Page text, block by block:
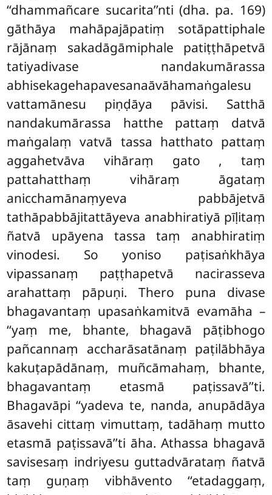
‘‘dhammañcare sucarita’’nti (dha. pa. 169)
gāthāya mahāpajāpatiṃ sotāpattiphale
rājānaṃ sakadāgāmiphale patiṭṭhāpetvā
tatiyadivase nandakumārassa
abhisekagehapavesanaāvāhamaṅgalesu
vattamānesu piṇḍāya pāvisi. Satthā
nandakumārassa hatthe pattaṃ datvā
maṅgalaṃ vatvā tassa hatthato pattaṃ
aggahetvāva vihāraṃ gato , taṃ
pattahatthaṃ vihāraṃ āgataṃ
anicchamānaṃyeva pabbājetvā
tathāpabbājitattāyeva anabhiratiyā pīḷitaṃ
ñatvā upāyena tassa taṃ anabhiratiṃ
vinodesi. So yoniso paṭisaṅkhāya
vipassanaṃ paṭṭhapetvā nacirasseva
arahattaṃ pāpuṇi. Thero puna divase
bhagavantaṃ upasaṅkamitvā evamāha –
‘‘yaṃ me, bhante, bhagavā pāṭibhogo
pañcannaṃ accharāsatānaṃ paṭilābhāya
kakuṭapādānaṃ, muñcāmahaṃ, bhante,
bhagavantaṃ etasmā paṭissavā’’ti.
Bhagavāpi ‘‘yadeva te, nanda, anupādāya
āsavehi cittaṃ vimuttaṃ, tadāhaṃ mutto
etasmā paṭissavā’’ti āha. Athassa bhagavā
savisesaṃ indriyesu guttadvārataṃ ñatvā
taṃ guṇaṃ vibhāvento ‘‘etadaggaṃ,